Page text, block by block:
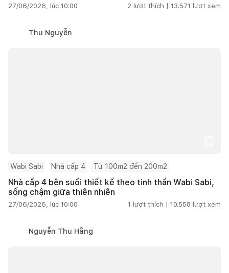
27/06/2026, lúc 10:00 2 lượt thích | 13.571 lượt xem
Thu Nguyễn
Wabi Sabi Nhà cấp 4 Từ 100m2 đến 200m2
Nhà cấp 4 bên suối thiết kế theo tinh thần Wabi Sabi,
sống chậm giữa thiên nhiên
27/06/2026, lúc 10:00 1 lượt thích | 10.558 lượt xem
Nguyễn Thu Hằng